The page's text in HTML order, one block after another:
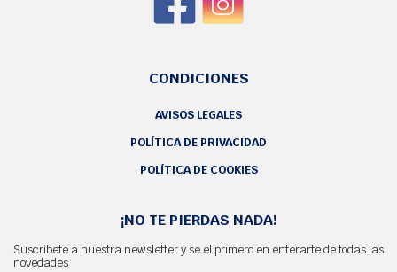
CONDICIONES
AVISOS LEGALES
POLÍTICA DE PRIVACIDAD
POLÍTICA DE COOKIES
¡NO TE PIERDAS NADA!
Suscríbete a nuestra newsletter y se el primero en enterarte de todas las
novedades